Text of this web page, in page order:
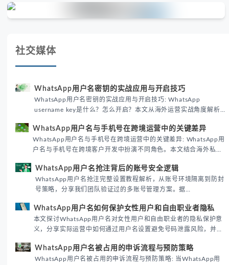
社交媒体
WhatsApp用户名密钥的实战应用与开启技巧
WhatsApp用户名密钥的实战应用与开启技巧: WhatsApp
username key是什么？怎么开启？本文从海外运营实战角度解析
境团队高效触达目标客户。
WhatsApp用户名与手机号在跨境运营中的关键差异
WhatsApp用户名与手机号在跨境运营中的关键差异: WhatsApp用
户名与手机号在跨境客户开发中扮演不同角色。本文结合海外私域
际差异，帮助团队优化WhatsApp营销策略。
WhatsApp用户名抢注背后的账号安全逻辑
WhatsApp用户名抢注完整设置教程解析，从账号环境隔离到防封
号策略，分享我们团队验证过的多账号管理方案。据
性直接影响转化率。
WhatsApp用户名如何保护女性用户和自由职业者隐私
本文探讨WhatsApp用户名对女性用户和自由职业者的隐私保护意
义，分享实际运营中如何通过用户名设置避免号码泄露风险，并提
已成为全球数字沟通的首要考量。
WhatsApp用户名被占用的申诉流程与预防策略
WhatsApp用户名被占用的申诉流程与预防策略: 当WhatsApp用